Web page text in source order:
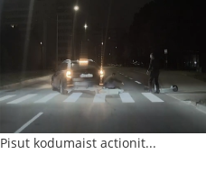
Pisut kodumaist actionit...